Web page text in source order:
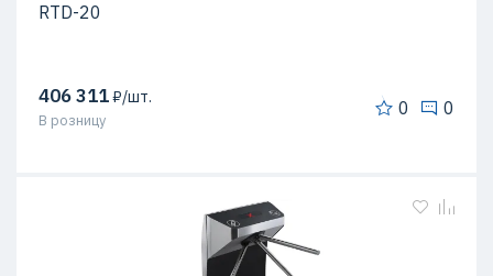
RTD-20
406 311₽/шт.
В розницу
0 0